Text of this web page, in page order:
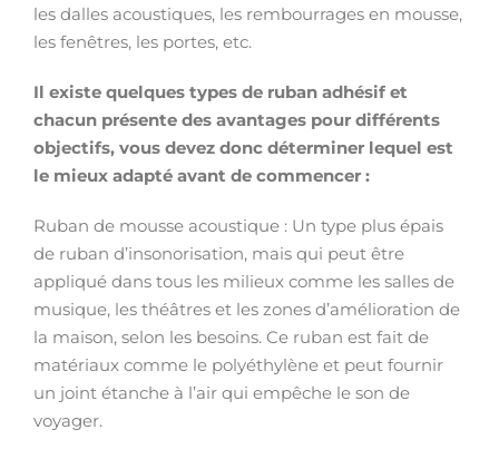
les dalles acoustiques, les rembourrages en mousse,
les fenêtres, les portes, etc.
Il existe quelques types de ruban adhésif et
chacun présente des avantages pour différents
objectifs, vous devez donc déterminer lequel est
le mieux adapté avant de commencer :
Ruban de mousse acoustique : Un type plus épais
de ruban d’insonorisation, mais qui peut être
appliqué dans tous les milieux comme les salles de
musique, les théâtres et les zones d’amélioration de
la maison, selon les besoins. Ce ruban est fait de
matériaux comme le polyéthylène et peut fournir
un joint étanche à l’air qui empêche le son de
voyager.